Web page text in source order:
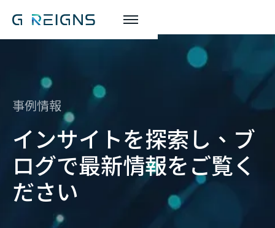
事例情報
インサイトを探索し、ブ
ログで最新情報をご覧く
ださい